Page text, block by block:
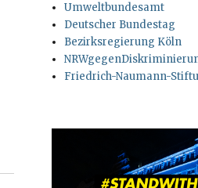
Umweltbundesamt
Deutscher Bundestag
Bezirksregierung Köln
Friedrich-Naumann-